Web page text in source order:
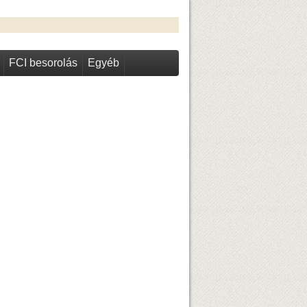
FCI besorolás Egyéb